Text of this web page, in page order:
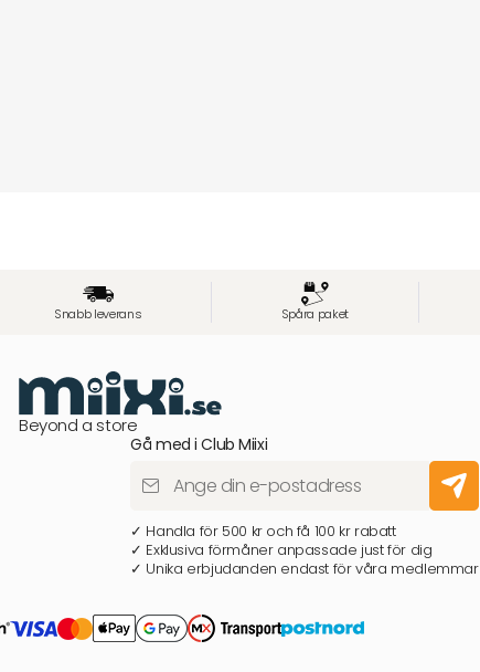
Snabb leverans Spåra paket
Beyond a store
Gå med i Club Miixi
✓ Handla för 500 kr och få 100 kr rabatt
✓ Exklusiva förmåner anpassade just för dig
✓ Unika erbjudanden endast för våra medlemmar